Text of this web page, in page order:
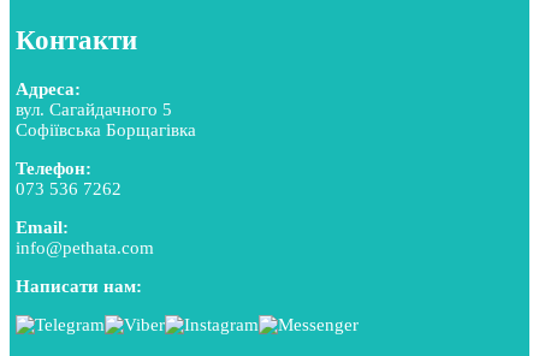
Контакти
Адреса:
вул. Сагайдачного 5
Софіївська Борщагівка
Телефон:
073 536 7262
Email:
info@pethata.com
Написати нам: